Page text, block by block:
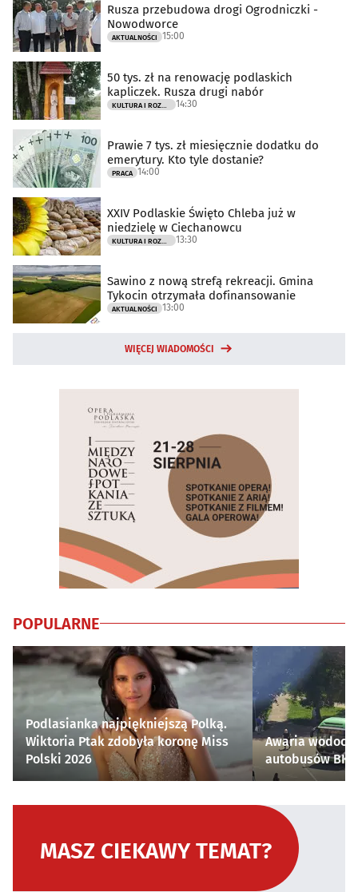
Rusza przebudowa drogi Ogrodniczki -
Nowodworce
AKTUALNOŚCI 15:00
50 tys. zł na renowację podlaskich
kapliczek. Rusza drugi nabór
KULTURA I ROZRYWKA 14:30
Prawie 7 tys. zł miesięcznie dodatku do
emerytury. Kto tyle dostanie?
PRACA 14:00
XXIV Podlaskie Święto Chleba już w
niedzielę w Ciechanowcu
KULTURA I ROZRYWKA 13:30
Sawino z nową strefą rekreacji. Gmina
Tykocin otrzymała dofinansowanie
AKTUALNOŚCI 13:00
WIĘCEJ WIADOMOŚCI
POPULARNE
Podlasianka najpiękniejszą Polką.
Wiktoria Ptak zdobyła koronę Miss
Polski 2026
Awaria
autobusów
MASZ CIEKAWY TEMAT?